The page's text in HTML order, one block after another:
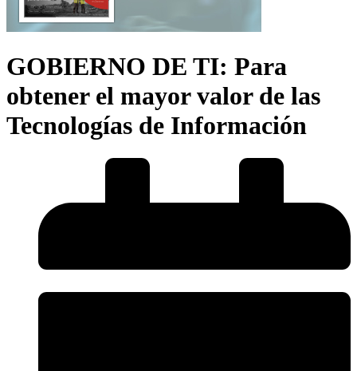
GOBIERNO DE TI: Para
obtener el mayor valor de las
Tecnologías de Información